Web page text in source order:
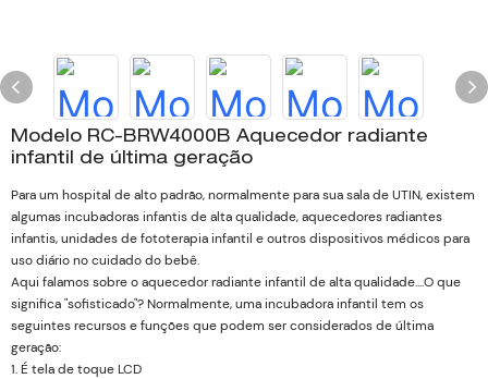
Modelo RC-BRW4000B Aquecedor radiante
infantil de última geração
Para um hospital de alto padrão, normalmente para sua sala de UTIN, existem
algumas incubadoras infantis de alta qualidade, aquecedores radiantes
infantis, unidades de fototerapia infantil e outros dispositivos médicos para
uso diário no cuidado do bebê.
Aqui falamos sobre o aquecedor radiante infantil de alta qualidade....O que
significa "sofisticado"? Normalmente, uma incubadora infantil tem os
seguintes recursos e funções que podem ser considerados de última
geração:
1. É tela de toque LCD